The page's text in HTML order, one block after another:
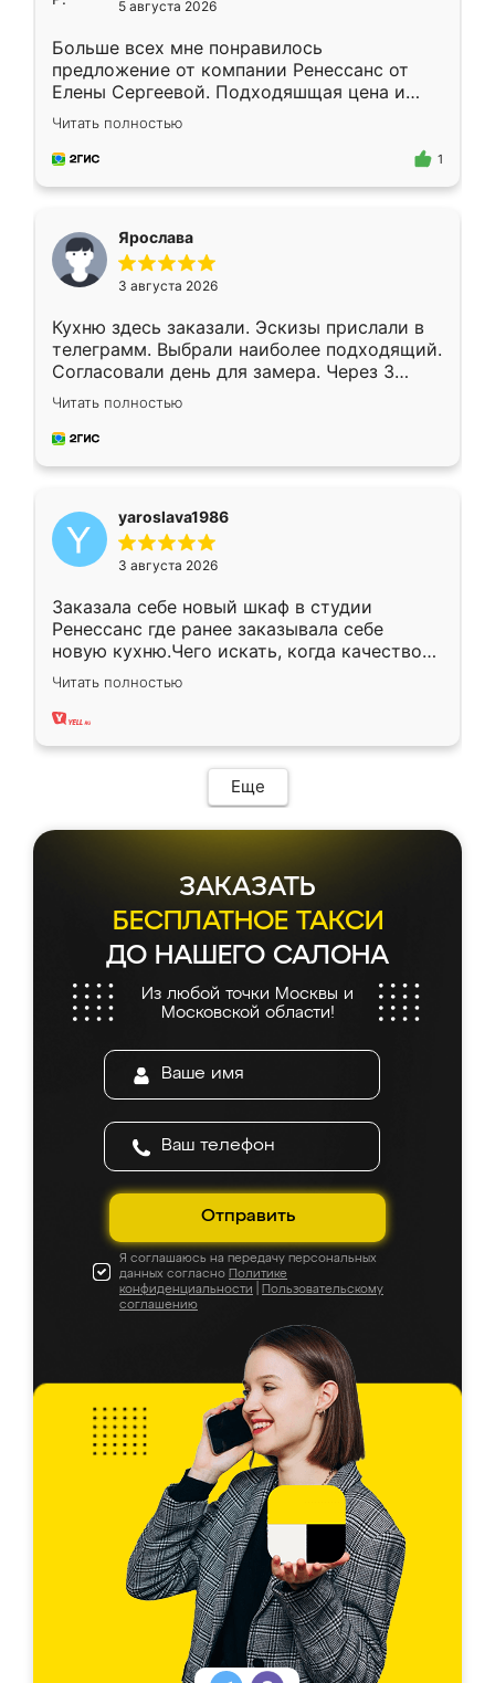
5 августа 2026
Больше всех мне понравилось
предложение от компании Ренессанс от
Елены Сергеевой. Подходяшщая цена и
короткие сроки изготовления. Приехавший
для замера сотрудник Владислав
предложил по моему эскизу самый
Читать полностью
1
Ярослава
3 августа 2026
Кухню здесь заказали. Эскизы прислали в
телеграмм. Выбрали наиболее подходящий.
Согласовали день для замера. Через 3
недели кухня была уже готова. Остались
довольны работой. Спасибо Ренессанс
мебель за качественную работу!
Читать полностью
yaroslava1986
3 августа 2026
Заказала себе новый шкаф в студии
Ренессанс где ранее заказывала себе
новую кухню.Чего искать, когда качеством
вполне довольна. Служит кухня уже почти
два года, нареканий нет.
Читать полностью
Еще
ЗАКАЗАТЬ
БЕСПЛАТНОЕ ТАКСИ
ДО НАШЕГО САЛОНА
Из любой точки Москвы и
Московской области!
Отправить
Я соглашаюсь на передачу персональных
данных согласно Политике
конфиденциальности
Пользовательскому
соглашению